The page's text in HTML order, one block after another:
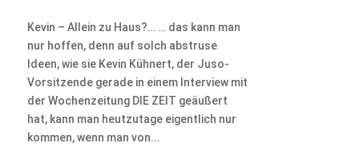
Kevin – Allein zu Haus?… … das kann man
nur hoffen, denn auf solch abstruse
Ideen, wie sie Kevin Kühnert, der Juso-
Vorsitzende gerade in einem Interview mit
der Wochenzeitung DIE ZEIT geäußert
hat, kann man heutzutage eigentlich nur
kommen, wenn man von...